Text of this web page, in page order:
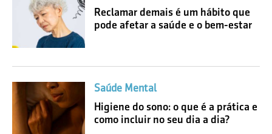
Reclamar demais é um hábito que
pode afetar a saúde e o bem-estar
Saúde Mental
Higiene do sono: o que é a prática e
como incluir no seu dia a dia?